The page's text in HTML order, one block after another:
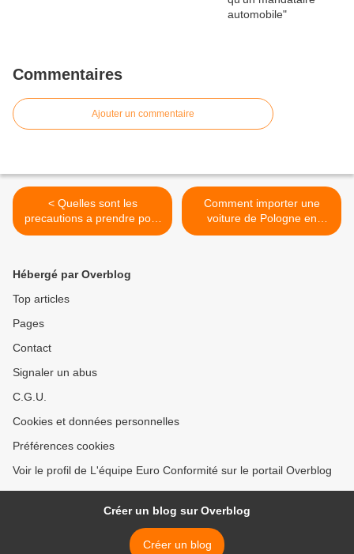
Commentaires
Ajouter un commentaire
< Quelles sont les
precautions a prendre pour
une importation facile de
Comment importer une
voiture de Pologne en
France ? >
Hébergé par Overblog
Top articles
Pages
Contact
Signaler un abus
C.G.U.
Cookies et données personnelles
Préférences cookies
Voir le profil de L'équipe Euro Conformité sur le portail Overblog
Créer un blog sur Overblog
Créer un blog